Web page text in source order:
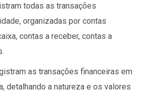
todas as transações
organizadas por contas
contas a receber, contas a
as transações financeiras em
detalhando a natureza e os valores